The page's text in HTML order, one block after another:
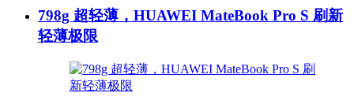
798g 超轻薄，HUAWEI MateBook Pro S 刷新
轻薄极限